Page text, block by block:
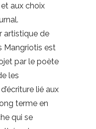
aux choix
artistique de
Mangriotis est
par le poète
les
lié aux
terme en
qui se